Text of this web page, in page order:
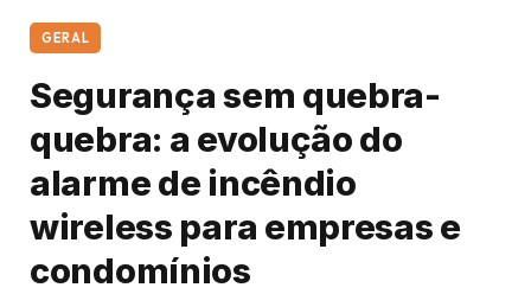
GERAL
Segurança sem quebra-
quebra: a evolução do
alarme de incêndio
wireless para empresas e
condomínios